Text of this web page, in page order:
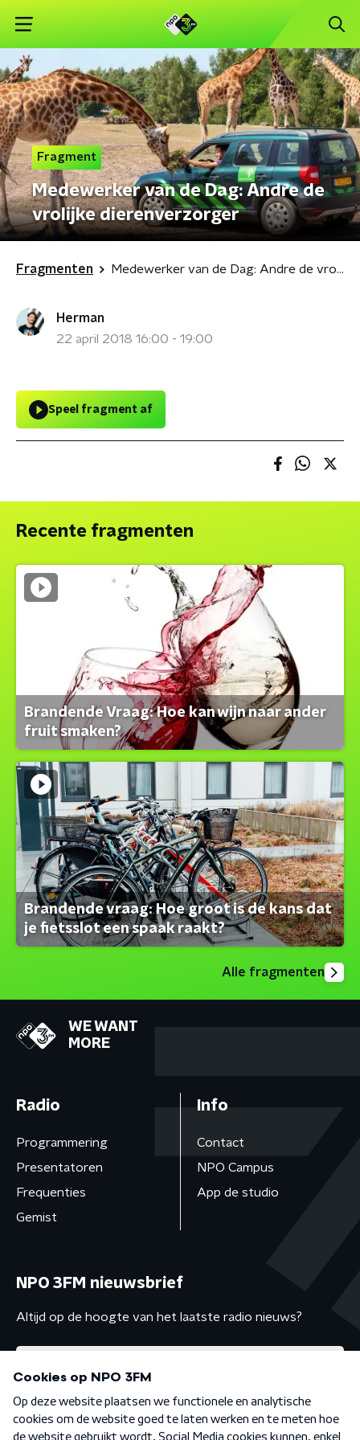
Fragment
Medewerker van de Dag: Andre de
vrolijke dierenverzorger
Fragmenten Medewerker van de Dag: Andre de vrolijke dierenverzorger
Herman
22 april 2018 16:00 - 19:00
Speel fragment af
Recente fragmenten
Brandende Vraag: Hoe kan wijn naar ander
fruit smaken?
Brandende vraag: Hoe groot is de kans dat
je fietsslot een spaak raakt?
Alle fragmenten
WE WANT
MORE
Radio
Programmering
Presentatoren
Frequenties
Gemist
Info
Contact
NPO Campus
App de studio
NPO 3FM nieuwsbrief
Altijd op de hoogte van het laatste radio nieuws?